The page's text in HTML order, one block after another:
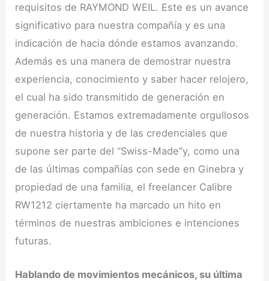
requisitos de RAYMOND WEIL. Este es un avance
significativo para nuestra compañía y es una
indicación de hacia dónde estamos avanzando.
Además es una manera de demostrar nuestra
experiencia, conocimiento y saber hacer relojero,
el cual ha sido transmitido de generación en
generación. Estamos extremadamente orgullosos
de nuestra historia y de las credenciales que
supone ser parte del “Swiss-Made”y, como una
de las últimas compañías con sede en Ginebra y
propiedad de una familia, el freelancer Calibre
RW1212 ciertamente ha marcado un hito en
términos de nuestras ambiciones e intenciones
futuras.
Hablando de movimientos mecánicos, su última